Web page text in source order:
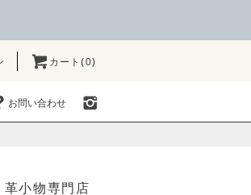
カート(0)
お問い合わせ
革小物専門店